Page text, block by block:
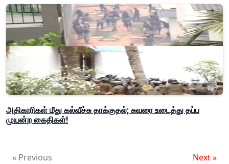
அதிகாரிகள் மீது கல்வீச்சு தாக்குதல்; சுவரை உடைத்து தப்ப
முயன்ற கைதிகள்!
« Previous Next »